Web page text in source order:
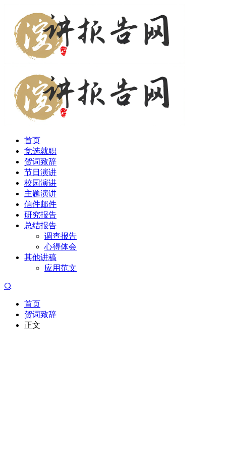
首页
竞选就职
贺词致辞
节日演讲
校园演讲
主题演讲
信件邮件
研究报告
总结报告
调查报告
心得体会
其他讲稿
应用范文
首页
贺词致辞
正文